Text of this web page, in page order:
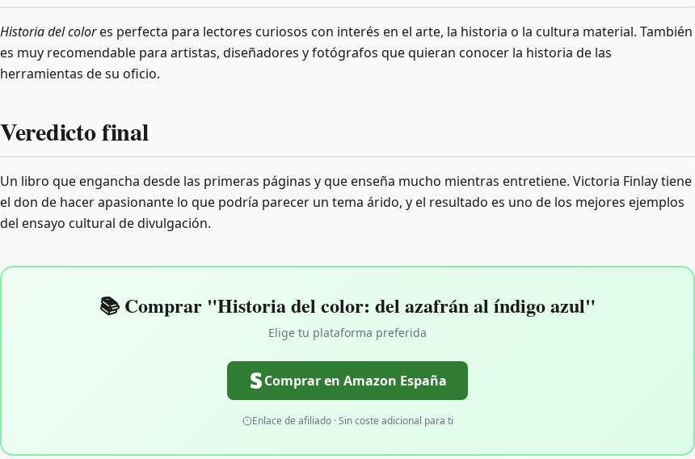
Historia del colores perfecta para lectores curiosos con interés en el arte, la historia o la cultura material. También
es muy recomendable para artistas, diseñadores y fotógrafos que quieran conocer la historia de las
herramientas de su oficio.
Veredicto final
Un libro que engancha desde las primeras páginas y que enseña mucho mientras entretiene. Victoria Finlay tiene
el don de hacer apasionante lo que podría parecer un tema árido, y el resultado es uno de los mejores ejemplos
del ensayo cultural de divulgación.
📚 Comprar "Historia del color: del azafrán al índigo azul"
Elige tu plataforma preferida
Comprar en Amazon España
Enlace de afiliado · Sin coste adicional para ti